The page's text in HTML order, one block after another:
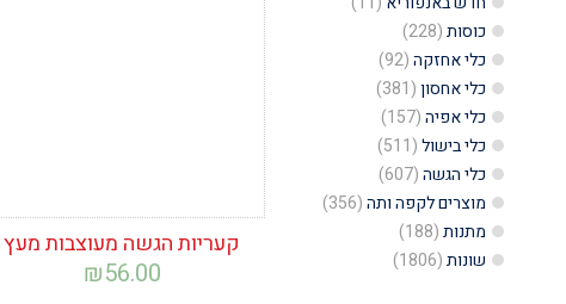
כוסות(228)
כלי אחזקה(92)
כלי אחסון(381)
כלי אפיה(157)
כלי בישול(511)
כלי הגשה(607)
מוצרים לקפה ותה(356)
מתנות(188)
שונות(1806)
קעריות הגשה מעוצבות מעץ
₪56.00